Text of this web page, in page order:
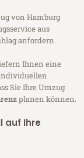
von Hamburg
aus
anfordern.
Ihnen eine
Sie Ihre Umzug
planen können.
auf Ihre